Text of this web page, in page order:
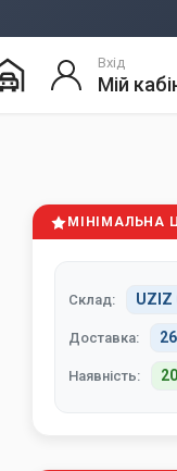
Вхід
Мій
МІНІМАЛЬНА
Склад: UZIZ
Доставка:
Наявність: